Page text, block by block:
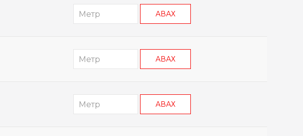
АВАХ
АВАХ
АВАХ